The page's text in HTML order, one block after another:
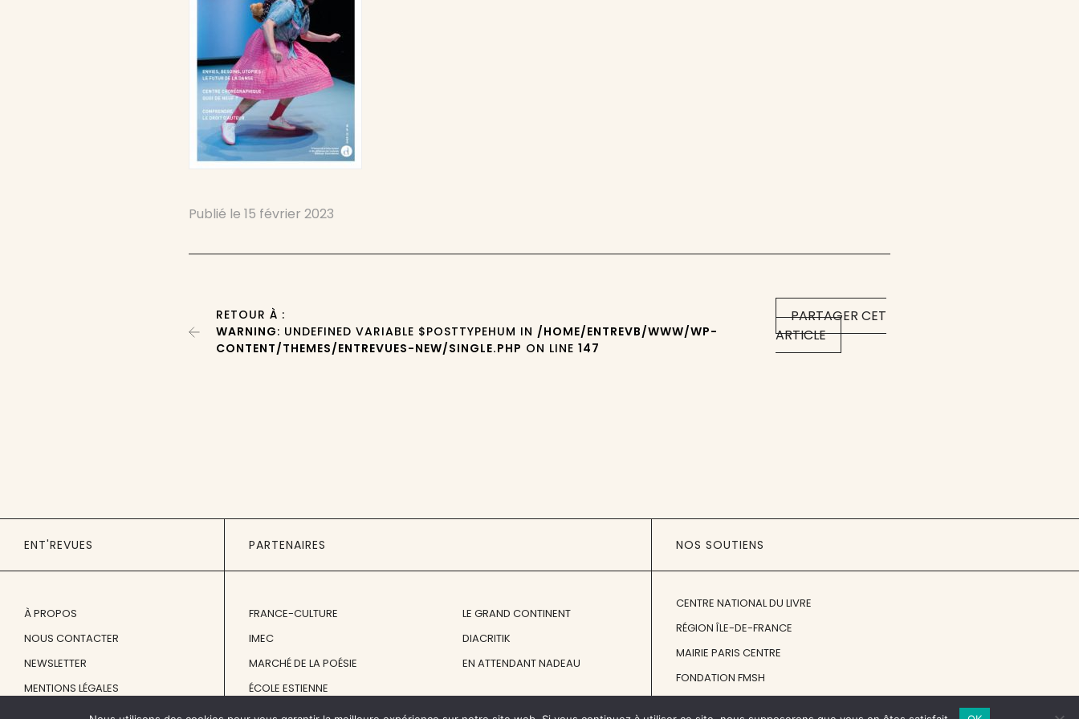
Publié le15 février 2023
PARTAGER CET
ARTICLE
RETOUR À :
WARNING: UNDEFINED VARIABLE $POSTTYPEHUM IN /HOME/ENTREVB/WWW/WP-
CONTENT/THEMES/ENTREVUES-NEW/SINGLE.PHP ON LINE147
ENT'REVUES
À PROPOS
NOUS CONTACTER
NEWSLETTER
MENTIONS LÉGALES
PARTENAIRES
FRANCE-CULTURE
IMEC
MARCHÉ DE LA POÉSIE
ÉCOLE ESTIENNE
LE GRAND CONTINENT
DIACRITIK
EN ATTENDANT NADEAU
NOS SOUTIENS
CENTRE NATIONAL DU LIVRE
RÉGION ÎLE-DE-FRANCE
MAIRIE PARIS CENTRE
FONDATION FMSH